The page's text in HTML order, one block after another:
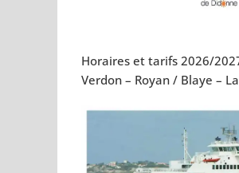
Horaires et tarifs 2026/
Verdon – Royan / Blaye –